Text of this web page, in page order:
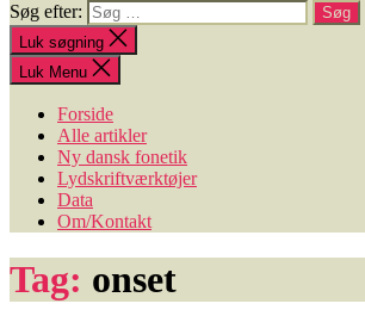
Søg efter:
Luk søgning
Luk Menu
Forside
Alle artikler
Ny dansk fonetik
Lydskriftværktøjer
Data
Om/Kontakt
Tag: onset